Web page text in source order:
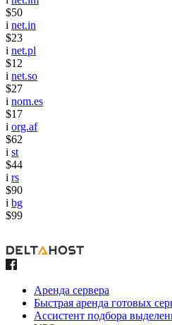
$50
i net.in
$23
i net.pl
$12
i net.so
$27
i nom.es
$17
i org.af
$62
i st
$44
i rs
$90
i bg
$99
Аренда сервера
Быстрая аренда готовых
Ассистент подбора